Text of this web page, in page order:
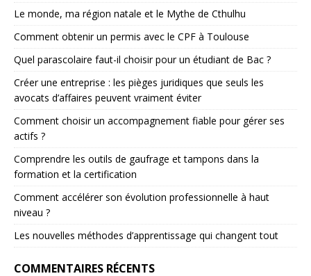
Le monde, ma région natale et le Mythe de Cthulhu
Comment obtenir un permis avec le CPF à Toulouse
Quel parascolaire faut-il choisir pour un étudiant de Bac ?
Créer une entreprise : les pièges juridiques que seuls les
avocats d’affaires peuvent vraiment éviter
Comment choisir un accompagnement fiable pour gérer ses
actifs ?
Comprendre les outils de gaufrage et tampons dans la
formation et la certification
Comment accélérer son évolution professionnelle à haut
niveau ?
Les nouvelles méthodes d’apprentissage qui changent tout
COMMENTAIRES RÉCENTS